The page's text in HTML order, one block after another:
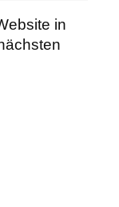
in